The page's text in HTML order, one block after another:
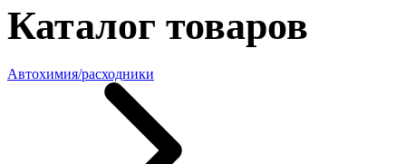
Каталог товаров
Автохимия/расходники